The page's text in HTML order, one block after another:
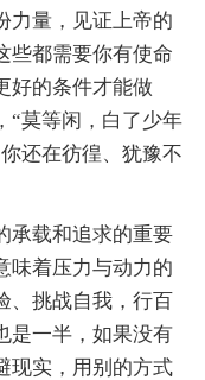
力量，见证上帝的
些都需要你有使命
好的条件才能做
“莫等闲，白了少年
还在彷徨、犹豫不
承载和追求的重要
味着压力与动力的
、挑战自我，行百
是一半，如果没有
现实，用别的方式